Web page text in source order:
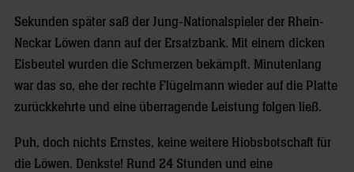
Sekunden später saß der Jung-Nationalspieler der Rhein-
Neckar Löwen dann auf der Ersatzbank. Mit einem dicken
Eisbeutel wurden die Schmerzen bekämpft. Minutenlang
war das so, ehe der rechte Flügelmann wieder auf die Platte
zurückkehrte und eine überragende Leistung folgen ließ.
Puh, doch nichts Ernstes, keine weitere Hiobsbotschaft für
die Löwen. Denkste! Rund 24 Stunden und eine